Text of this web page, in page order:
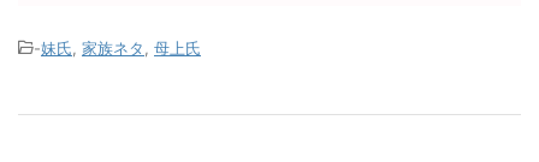
-妹氏 家族ネタ 母上氏